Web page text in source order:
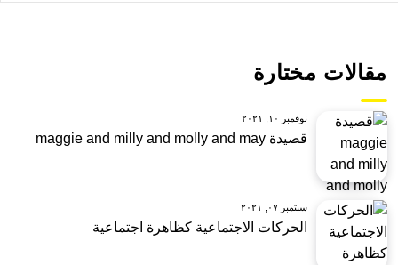
مقالات مختارة
نوفمبر ١٠, ٢٠٢١
قصيدة maggie and milly and molly and may
سبتمبر ٠٧, ٢٠٢١
الحركات الاجتماعية كظاهرة اجتماعية